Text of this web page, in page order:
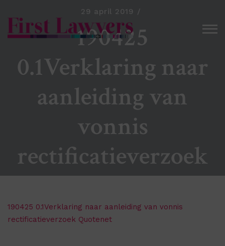
29 april 2019
190425
0.1Verklaring naar
aanleiding van
vonnis
rectificatieverzoek
Quotenet
190425 0.1Verklaring naar aanleiding van vonnis
rectificatieverzoek Quotenet